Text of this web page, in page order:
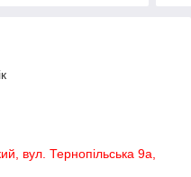
вул. Тернопільська 9а,